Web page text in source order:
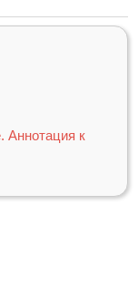
Аннотация к